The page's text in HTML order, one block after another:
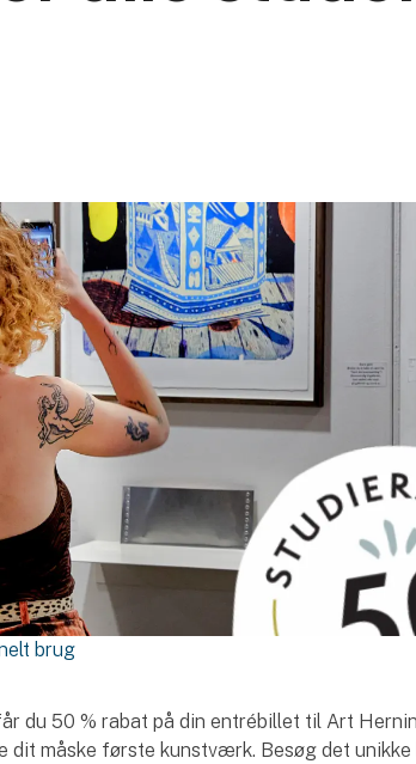
brug
du 50 % rabat på din entrébillet til Art
dit måske første kunstværk. Besøg det